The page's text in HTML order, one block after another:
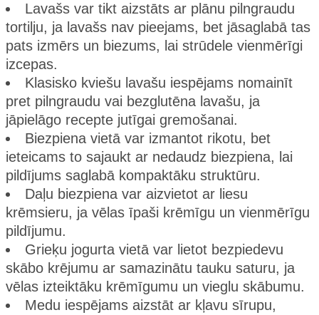
Lavašs var tikt aizstāts ar plānu pilngraudu
tortilju, ja lavašs nav pieejams, bet jāsaglabā tas
pats izmērs un biezums, lai strūdele vienmērīgi
izcepas.
Klasisko kviešu lavašu iespējams nomainīt
pret pilngraudu vai bezglutēna lavašu, ja
jāpielāgo recepte jutīgai gremošanai.
Biezpiena vietā var izmantot rikotu, bet
ieteicams to sajaukt ar nedaudz biezpiena, lai
pildījums saglabā kompaktāku struktūru.
Daļu biezpiena var aizvietot ar liesu
krēmsieru, ja vēlas īpaši krēmīgu un vienmērīgu
pildījumu.
Grieķu jogurta vietā var lietot bezpiedevu
skābo krējumu ar samazinātu tauku saturu, ja
vēlas izteiktāku krēmīgumu un vieglu skābumu.
Medu iespējams aizstāt ar kļavu sīrupu,